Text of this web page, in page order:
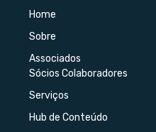
Home
Sobre
Associados
Sócios Colaboradores
Serviços
Hub de Conteúdo